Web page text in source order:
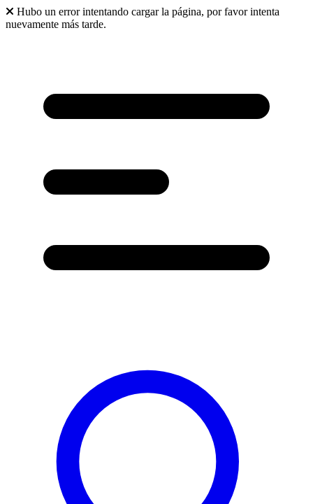
Hubo un error intentando cargar la página, por favor intenta
nuevamente más tarde.